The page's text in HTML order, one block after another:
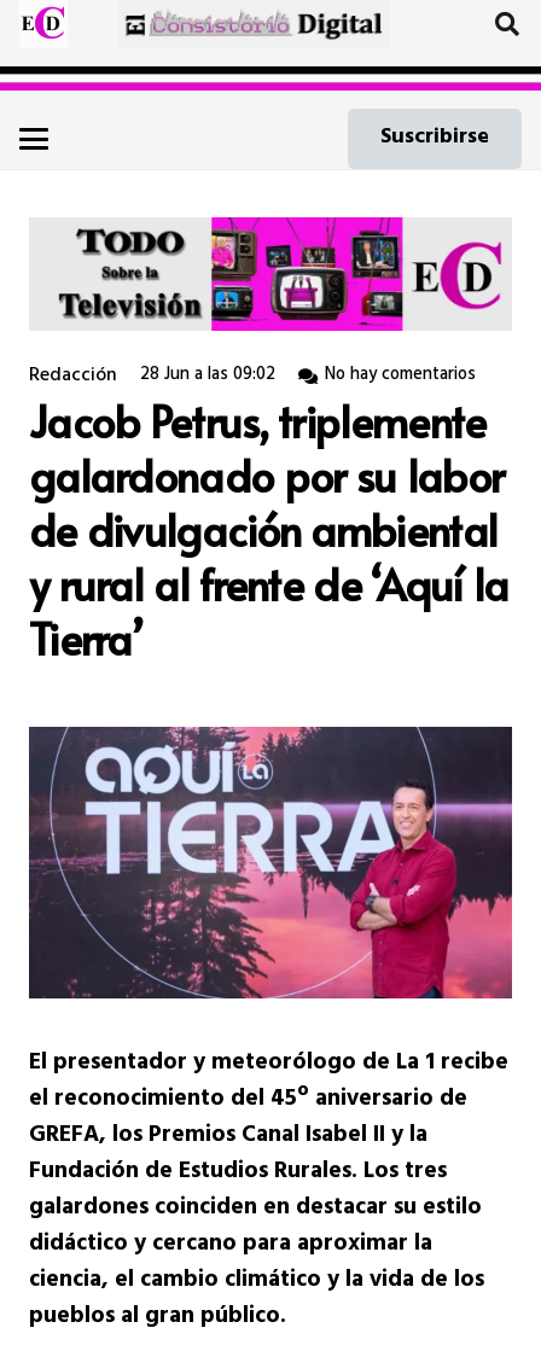
Suscribirse
Redacción 28 Jun a las 09:02 No hay comentarios
Jacob Petrus, triplemente
galardonado por su labor
de divulgación ambiental
y rural al frente de ‘Aquí la
Tierra’
El presentador y meteorólogo de La 1 recibe
el reconocimiento del 45º aniversario de
GREFA, los Premios Canal Isabel II y la
Fundación de Estudios Rurales. Los tres
galardones coinciden en destacar su estilo
didáctico y cercano para aproximar la
ciencia, el cambio climático y la vida de los
pueblos al gran público.